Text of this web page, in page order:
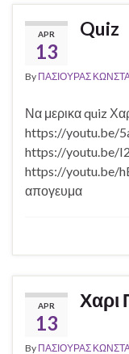
APR
13
Quiz
By ΠΑΣΙΟΥΡΑΣ
Να μερικα quiz
https://youtu.be/
https://youtu.be/
https://youtu.be/
απογευμα
APR
13
Χαρι
By ΠΑΣΙΟΥΡΑΣ